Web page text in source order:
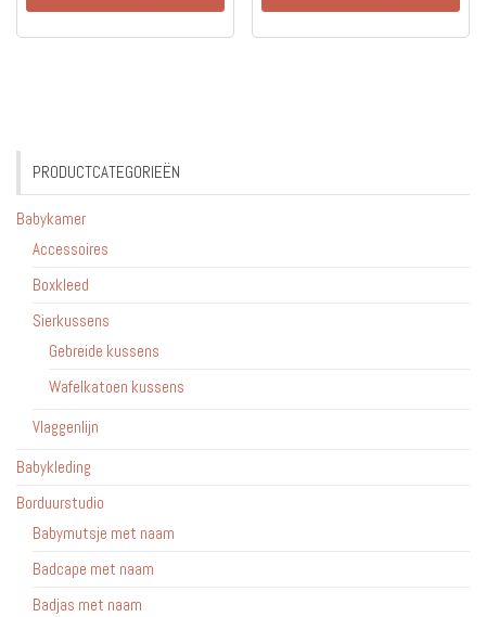
PRODUCTCATEGORIEËN
Babykamer
Accessoires
Boxkleed
Sierkussens
Gebreide kussens
Wafelkatoen kussens
Vlaggenlijn
Babykleding
Borduurstudio
Babymutsje met naam
Badcape met naam
Badjas met naam